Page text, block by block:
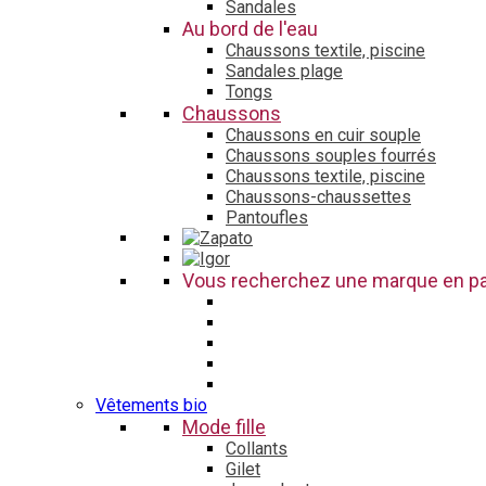
Sandales
Au bord de l'eau
Chaussons textile, piscine
Sandales plage
Tongs
Chaussons
Chaussons en cuir souple
Chaussons souples fourrés
Chaussons textile, piscine
Chaussons-chaussettes
Pantoufles
Vous recherchez une marque en
Vêtements bio
Mode fille
Collants
Gilet